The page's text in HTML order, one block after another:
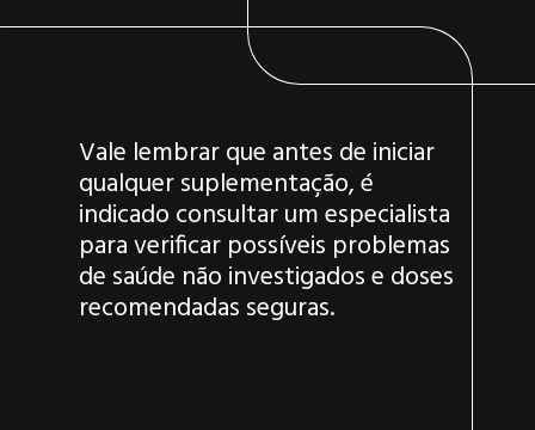
Vale lembrar que antes de iniciar
qualquer suplementação, é
indicado consultar um especialista
para verificar possíveis problemas
de saúde não investigados e doses
recomendadas seguras.